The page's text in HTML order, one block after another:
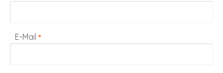
E-Mail *